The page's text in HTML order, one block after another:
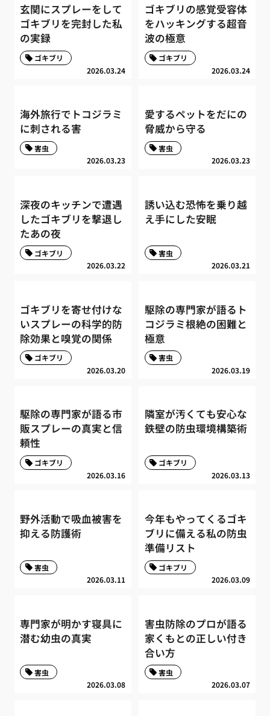
玄関にスプレーをして
ゴキブリを完封した私
の実録
2026.03.24
ゴキブリ
ゴキブリの感覚受容体
をハッキングする超音
波の極意
2026.03.24
ゴキブリ
海外旅行でトコジラミ
に刺される害
2026.03.23
害虫
愛するペットをだにの
脅威から守る
2026.03.23
害虫
深夜のキッチンで遭遇
したゴキブリを撃退し
たあの夜
2026.03.22
ゴキブリ
誘い込む恐怖を乗り越
え手にした安眠
2026.03.21
害虫
ゴキブリを寄せ付けな
いスプレーの科学的防
除効果と嗅覚の関係
2026.03.20
ゴキブリ
駆除の専門家が語るト
コジラミ根絶の困難と
極意
2026.03.19
害虫
駆除の専門家が語る市
販スプレーの真実と信
頼性
2026.03.16
ゴキブリ
隣室が汚くても安心な
鉄壁の防虫環境構築術
2026.03.13
ゴキブリ
野外活動で吸血被害を
抑える防護術
2026.03.11
害虫
今年もやってくるゴキ
ブリに備える私の防虫
準備リスト
2026.03.09
ゴキブリ
専門家が明かす寝具に
潜む幼虫の真実
2026.03.08
害虫
害虫防除のプロが語る
家くもとの正しい付き
合い方
2026.03.07
害虫